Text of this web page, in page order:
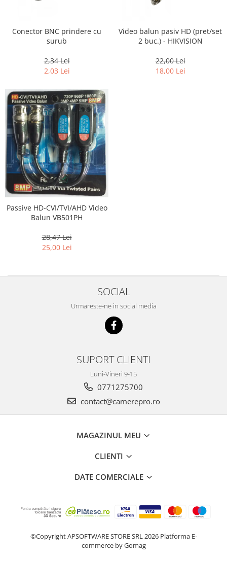
Conector BNC prindere cu
surub
2,34 Lei
2,03 Lei
Video balun pasiv HD (pret/set
2 buc.) - HIKVISION
22,00 Lei
18,00 Lei
Passive HD-CVI/TVI/AHD Video
Balun VB501PH
28,47 Lei
25,00 Lei
SOCIAL
Urmareste-ne in social media
SUPORT CLIENTI
Luni-Vineri 9-15
0771275700
contact@camerepro.ro
MAGAZINUL MEU
CLIENTI
DATE COMERCIALE
©Copyright APSOFTWARE STORE SRL 2026 Platforma E-
commerce by Gomag